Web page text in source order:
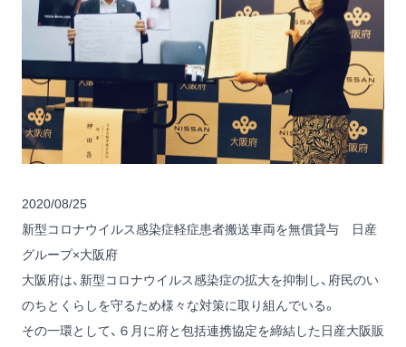
2020/08/25
新型コロナウイルス感染症軽症患者搬送車両を無償貸与 日産
グループ×大阪府
大阪府は、新型コロナウイルス感染症の拡大を抑制し、府民のい
のちとくらしを守るため様々な対策に取り組んでいる。
その一環として、６月に府と包括連携協定を締結した日産大阪販